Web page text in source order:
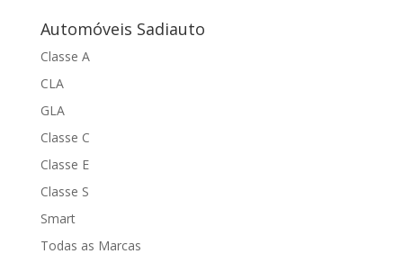
Automóveis Sadiauto
Classe A
CLA
GLA
Classe C
Classe E
Classe S
Smart
Todas as Marcas